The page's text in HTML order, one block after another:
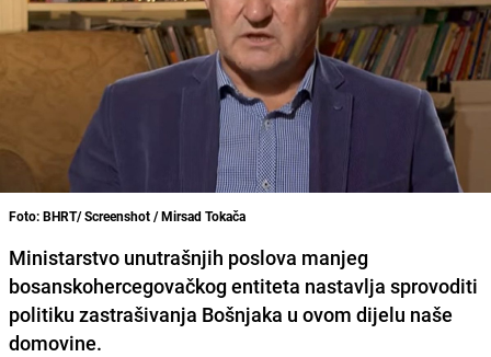
Foto: BHRT/ Screenshot / Mirsad Tokača
Ministarstvo unutrašnjih poslova manjeg
bosanskohercegovačkog entiteta nastavlja sprovoditi
politiku zastrašivanja Bošnjaka u ovom dijelu naše
domovine.